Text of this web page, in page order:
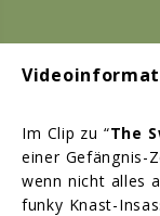
Im Clip zu “The
einer Gefängnis-
wenn nicht alles
funky Knast-